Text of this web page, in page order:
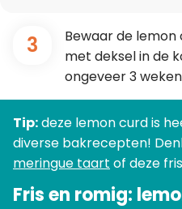
3
Bewaar de
met deksel in de
ongeveer 3
Tip:deze lemon curd is
diverse bakrecepten!
meringue taart of deze
Fris en romig: